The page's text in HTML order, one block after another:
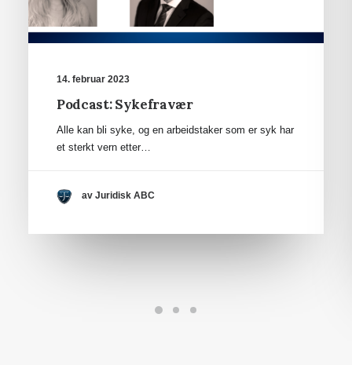
14. februar 2023
Podcast: Sykefravær
Alle kan bli syke, og en arbeidstaker som er syk har
et sterkt vern etter…
av Juridisk ABC